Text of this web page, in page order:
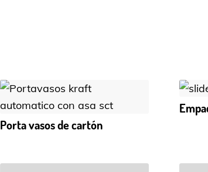
Porta vasos de cartón